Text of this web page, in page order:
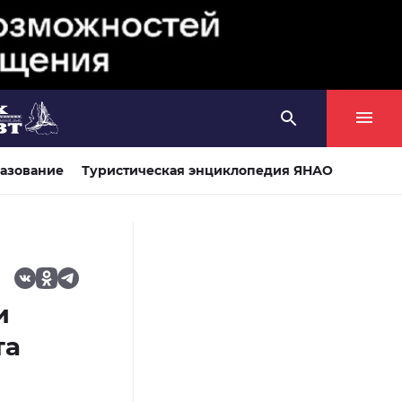
Туристическая энциклопедия ЯНАО